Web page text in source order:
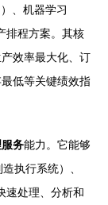
、机器学习
排程方案。其核
效率最大化、订
低等关键绩效指
务能力。它能够
执行系统）、
速处理、分析和